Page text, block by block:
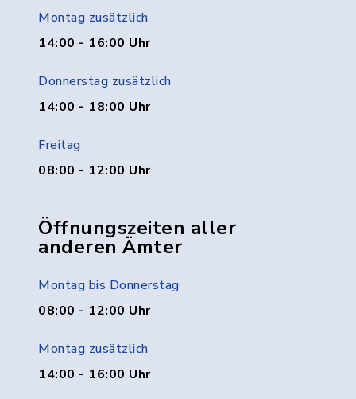
Montag zusätzlich
14:00 - 16:00 Uhr
Donnerstag zusätzlich
14:00 - 18:00 Uhr
Freitag
08:00 - 12:00 Uhr
Öffnungszeiten aller
anderen Ämter
Montag bis Donnerstag
08:00 - 12:00 Uhr
Montag zusätzlich
14:00 - 16:00 Uhr